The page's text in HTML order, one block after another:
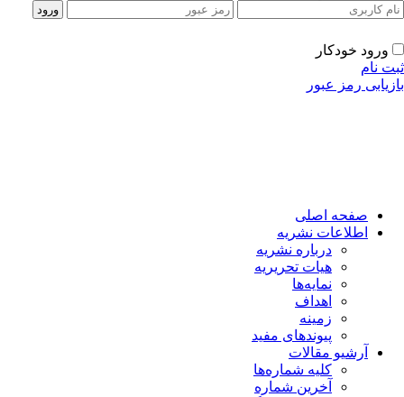
ورود خودکار
نام
رمز عبور
صفحه اصلی
اطلاعات نشریه
درباره نشریه
هیات تحریریه
نمایه‌ها
اهداف
زمینه
پیوندهای مفید
آرشیو مقالات
کلیه شماره‌ها
آخرین شماره